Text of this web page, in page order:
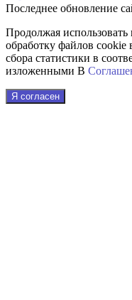
Последнее обновление
Продолжая использовать
обработку файлов cookie
сбора статистики в
изложенными В
Я согласен